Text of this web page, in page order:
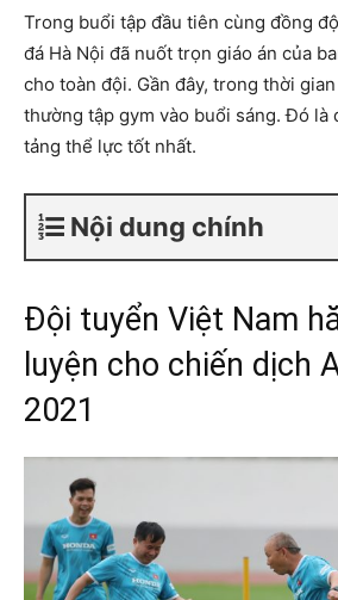
Trong buổi tập đầu tiên cùng đồng
đá Hà Nội đã nuốt trọn giáo án của
cho toàn đội. Gần đây, trong thời
thường tập gym vào buổi sáng. Đó là
tảng thể lực tốt nhất.
Nội dung chính
Đội tuyển Việt Nam
luyện cho chiến dịch
2021